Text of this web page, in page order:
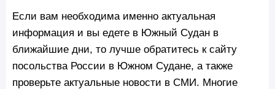
Если вам необходима именно актуальная
информация и вы едете в Южный Судан в
ближайшие дни, то лучше обратитесь к сайту
посольства России в Южном Судане, а также
проверьте актуальные новости в СМИ. Многие